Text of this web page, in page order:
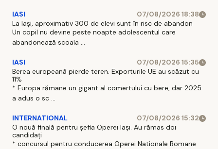
IASI
07/08/2026 18:38
La Iași, aproximativ 300 de elevi sunt în risc de abandon
Un copil nu devine peste noapte adolescentul care
abandonează scoala ...
IASI
07/08/2026 15:35
Berea europeană pierde teren. Exporturile UE au scăzut cu
11%
* Europa rămane un gigant al comertului cu bere, dar 2025
a adus o sc ...
INTERNATIONAL
07/08/2026 15:32
O nouă finală pentru șefia Operei Iași. Au rămas doi
candidați
* concursul pentru conducerea Operei Nationale Romane